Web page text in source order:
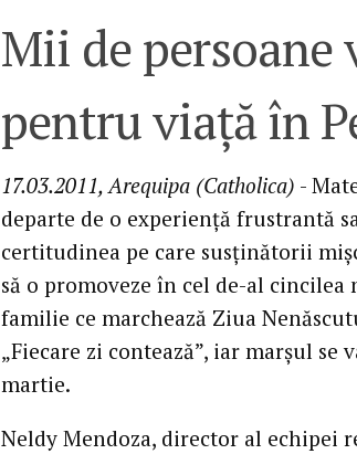
Mii de persoane
pentru viaţă în
17.03.2011, Arequipa (Catholica) -
departe de o experienţă frustrantă
certitudinea pe care susţinătorii
să o promoveze în cel de-al
familie ce marchează Ziua
„Fiecare zi contează”, iar marşul se
martie.
Neldy Mendoza, director al echipei